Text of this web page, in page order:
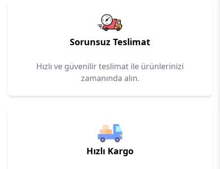
Sorunsuz Teslimat
Hızlı ve güvenilir teslimat ile ürünlerinizi
zamanında alın.
Hızlı Kargo